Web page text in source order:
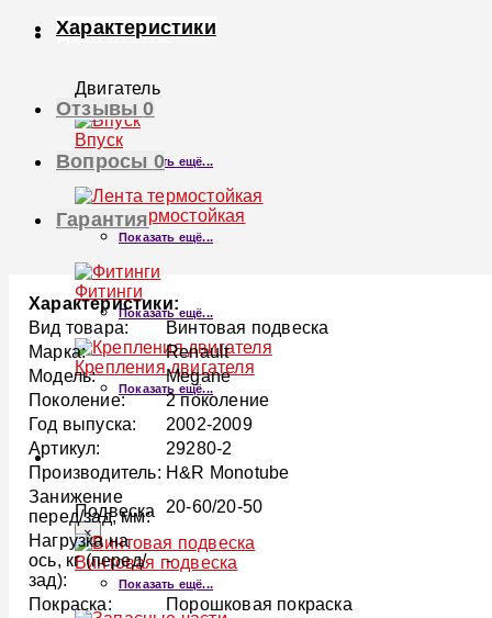
ДВИГАТЕЛЬ
Двигатель
×
Впуск
Показать ещё...
Лента термостойкая
Показать ещё...
Фитинги
Показать ещё...
Крепления двигателя
Показать ещё...
ПОДВЕСКА
Подвеска
×
Винтовая подвеска
Показать ещё...
Характеристики
Отзывы0
Вопросы 0
Гарантия
Характеристики:
Вид товара:
Винтовая подвеска
Марка:
Renault
Модель:
Megane
Поколение:
2 поколение
Год выпуска:
2002-2009
Артикул:
29280-2
Производитель: H&R Monotube
Занижение
перед/зад, мм:
20-60/20-50
Нагрузка на
ось, кг (перед/
зад):
-
Покраска:
Порошковая покраска